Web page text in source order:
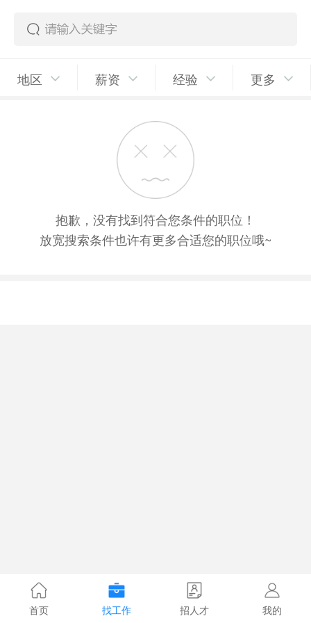
地区 薪资 经验 更多
抱歉，没有找到符合您条件的职位！
放宽搜索条件也许有更多合适您的职位哦~
首页 找工作 招人才 我的